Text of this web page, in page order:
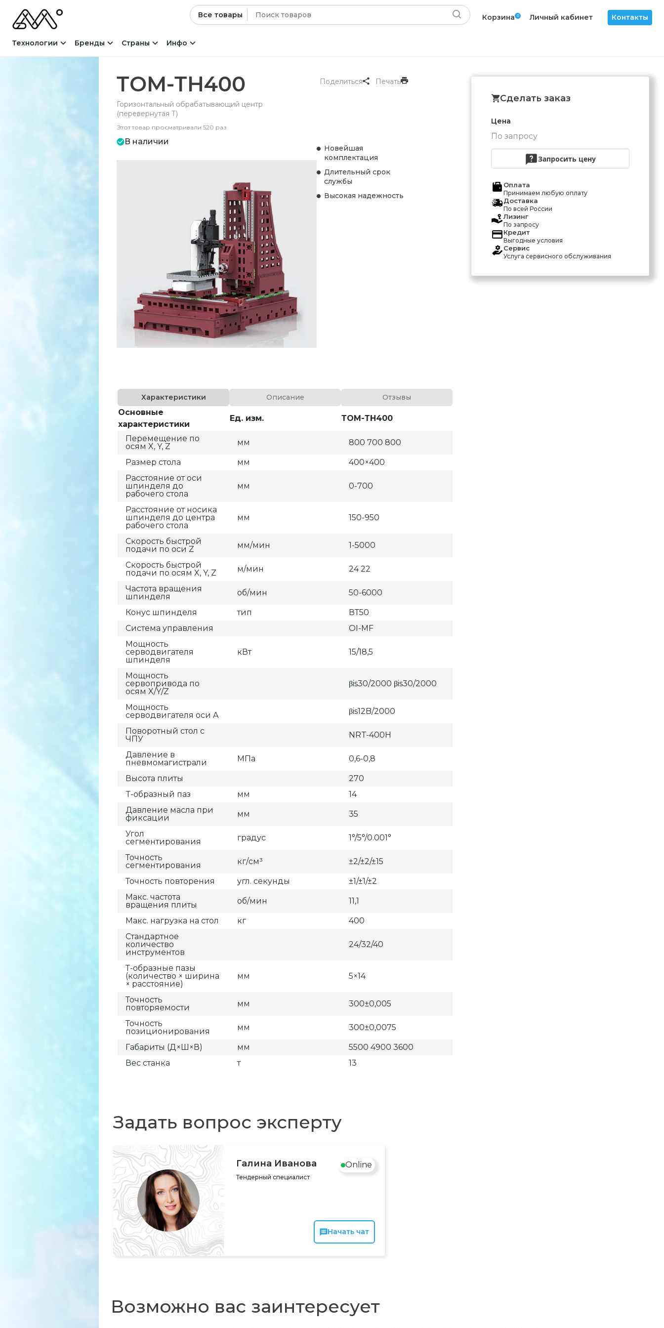
Все товары Искать: Корзина 0 Личный кабинет Контакты
Технологии Бренды Страны Инфо
ТОМ-ТН400
Горизонтальный обрабатывающий центр
(перевернутая Т)
Этот товар просматривали 520 раз
В наличии
Поделиться Печать
Новейшая
комплектация
Длительный срок
службы
Высокая надежность
Характеристики Описание Отзывы
Основные
характеристики
Ед. изм. ТОМ-ТН400
Перемещение по
осям X, Y, Z
мм 800 700 800
Размер стола мм
400×400
Расстояние от оси
шпинделя до
рабочего стола
мм 0-700
Расстояние от носика
шпинделя до центра
рабочего стола
мм 150-950
Скорость быстрой
подачи по оси Z
мм/мин 1-5000
Скорость быстрой
подачи по осям X, Y, Z
м/мин 24 22
Частота вращения
шпинделя
об/мин 50-6000
Конус шпинделя тип
ВТ50
Система управления
OI-MF
Мощность
серводвигателя
шпинделя
кВт 15/18,5
Мощность
сервопривода по
осям X/Y/Z
βis30/2000 βis30/2000
Мощность
серводвигателя оси A
βis12B/2000
Поворотный стол с
ЧПУ
NRT-400H
Давление в
пневмомагистрали
МПа 0,6-0,8
Высота плиты
270
T-образный паз
мм
14
Давление масла при
фиксации
мм 35
Угол
сегментирования
градус 1°/5°/0.001°
Точность
сегментирования
кг/см³ ±2/±2/±15
Точность повторения угл. секунды
±1/±1/±2
Макс. частота
вращения плиты
об/мин 11,1
Макс. нагрузка на стол кг
400
Стандартное
количество
инструментов
24/32/40
Т-образные пазы
(количество × ширина
× расстояние)
мм 5×14
Точность
повторяемости
мм 300±0,005
Точность
позиционирования
мм 300±0,0075
Габариты (Д×Ш×В) мм
5500 4900 3600
Вес станка
т 13
Сделать заказ
Цена
По запросу
Запросить цену
Оплата
Принимаем любую оплату
Доставка
По всей России
Лизинг
По запросу
Кредит
Выгодные условия
Сервис
Услуга сервисного обслуживания
Задать вопрос эксперту
Галина Иванова
Тендерный специалист
Online
Начать чат
Возможно вас заинтересует